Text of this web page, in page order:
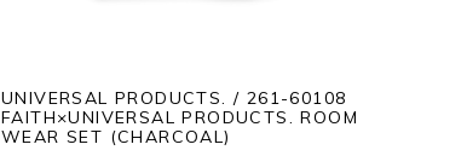
UNIVERSAL PRODUCTS. / 261-60108
FAITH×UNIVERSAL PRODUCTS. ROOM
WEAR SET (CHARCOAL)